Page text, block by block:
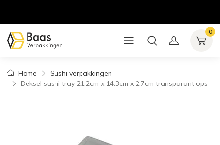
0
Home
Sushi verpakkingen
Deksel sushi tray 21.2cm x 14.3cm x 2.7cm transparant ops